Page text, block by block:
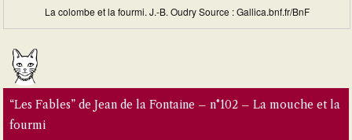
La colombe et la fourmi. J.-B. Oudry Source : Gallica.bnf.fr/BnF
“Les Fables” de Jean de la Fontaine – n°102 – La mouche et la
fourmi